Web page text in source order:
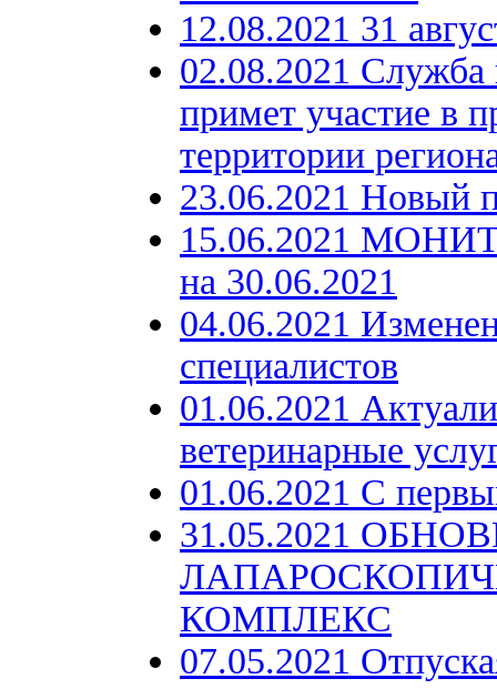
12.08.2021 31
02.08.2021 Служба
примет участие в
территории
23.06.2021 Новый
15.06.2021
на 30.06.2021
04.06.2021
специалистов
01.06.2021
ветеринарные
01.06.2021 С
31.05.2021
КОМПЛЕКС
07.05.2021